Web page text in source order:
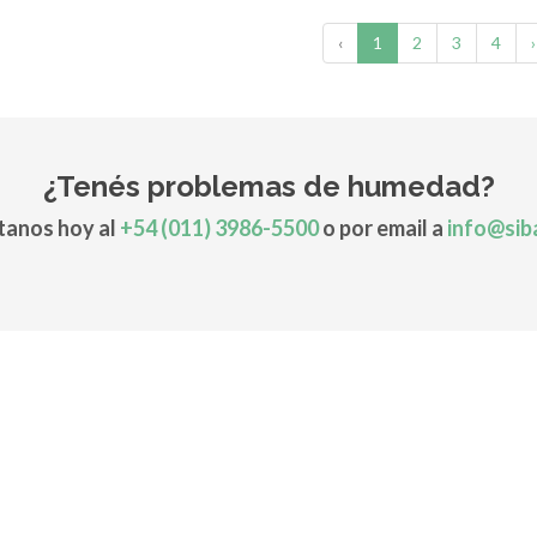
‹ 1 2 3 4 ›
¿Tenés problemas de humedad?
hoy al +54 (011) 3986-5500o por email a